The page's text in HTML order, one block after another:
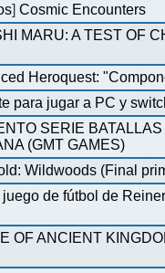
]Cosmic Encounters
MARU: A TEST OF
Heroquest:
para jugar a PC y
SERIE
(GMT GAMES)
Wildwoods (Final
juego de fútbol de
OF ANCIENT